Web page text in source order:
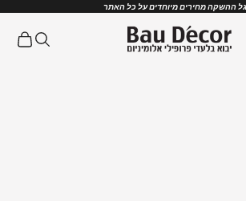
ההשקה מחירים מיוחדים על כל האתר
Bau Decor חיפושעגלת